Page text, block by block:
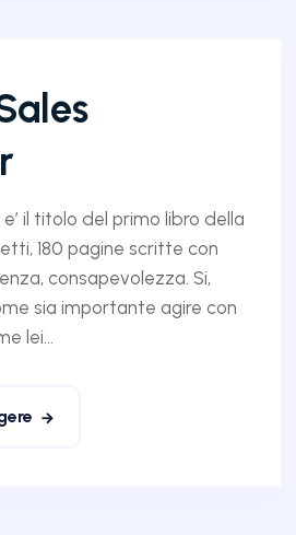
il titolo del primo libro della
180 pagine scritte con
consapevolezza. Si,
sia importante agire con
lei...